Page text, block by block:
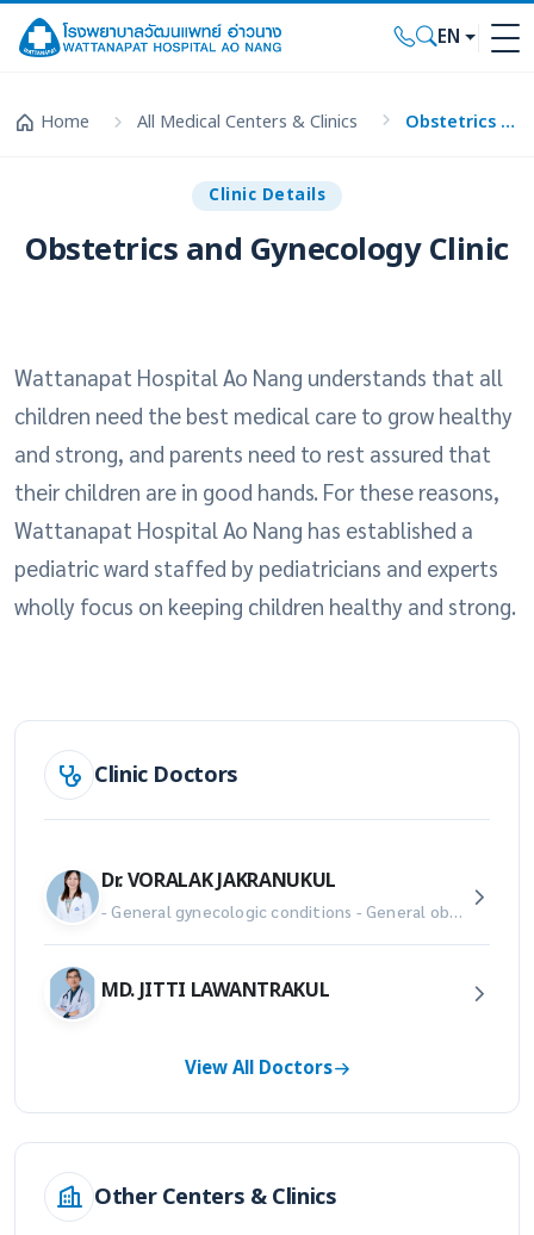
EN
Home All Medical Centers & Clinics Obstetrics and Gynecology Clinic
Clinic Details
Obstetrics and Gynecology Clinic
Wattanapat Hospital Ao Nang understands that all
children need the best medical care to grow healthy
and strong, and parents need to rest assured that
their children are in good hands. For these reasons,
Wattanapat Hospital Ao Nang has established a
pediatric ward staffed by pediatricians and experts
wholly focus on keeping children healthy and strong.
Clinic Doctors
Dr. VORALAK JAKRANUKUL
MD. JITTI LAWANTRAKUL
View All Doctors
Other Centers & Clinics